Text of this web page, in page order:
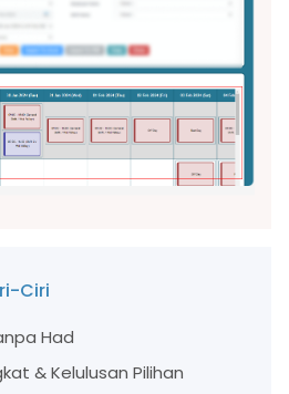
Ciri
Had
& Kelulusan Pilihan